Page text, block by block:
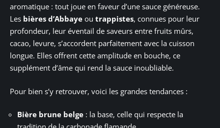
aromatique : tout joue en faveur d’une sauce généreuse.
Les bières d’Abbaye ou trappistes, connues pour leur
profondeur, leur éventail de saveurs entre fruits mûrs,
cacao, levure, s’accordent parfaitement avec la cuisson
longue. Elles offrent cette amplitude en bouche, ce
supplément d’âme qui rend la sauce inoubliable.
Pour bien s’y retrouver, voici les grandes tendances :
Bière brune belge : la base, celle qui respecte la